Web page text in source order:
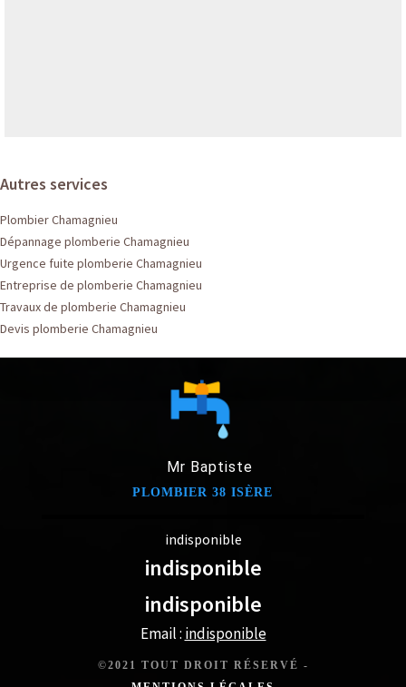
Autres services
Plombier Chamagnieu
Dépannage plomberie Chamagnieu
Urgence fuite plomberie Chamagnieu
Entreprise de plomberie Chamagnieu
Travaux de plomberie Chamagnieu
Devis plomberie Chamagnieu
Mr Baptiste
PLOMBIER 38 ISÈRE
indisponible
indisponible
indisponible
Email : indisponible
©2021 TOUT DROIT RÉSERVÉ -